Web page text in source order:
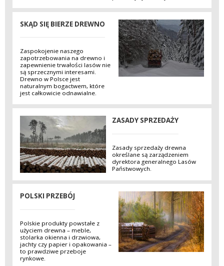
SKĄD SIĘ BIERZE DREWNO
Zaspokojenie naszego
zapotrzebowania na drewno i
zapewnienie trwałości lasów nie
są sprzecznymi interesami.
Drewno w Polsce jest
naturalnym bogactwem, które
jest całkowicie odnawialne.
ZASADY SPRZEDAŻY
Zasady sprzedaży drewna
określane są zarządzeniem
dyrektora generalnego Lasów
Państwowych.
POLSKI PRZEBÓJ
Polskie produkty powstałe z
użyciem drewna – meble,
stolarka okienna i drzwiowa,
jachty czy papier i opakowania –
to prawdziwe przeboje
rynkowe.